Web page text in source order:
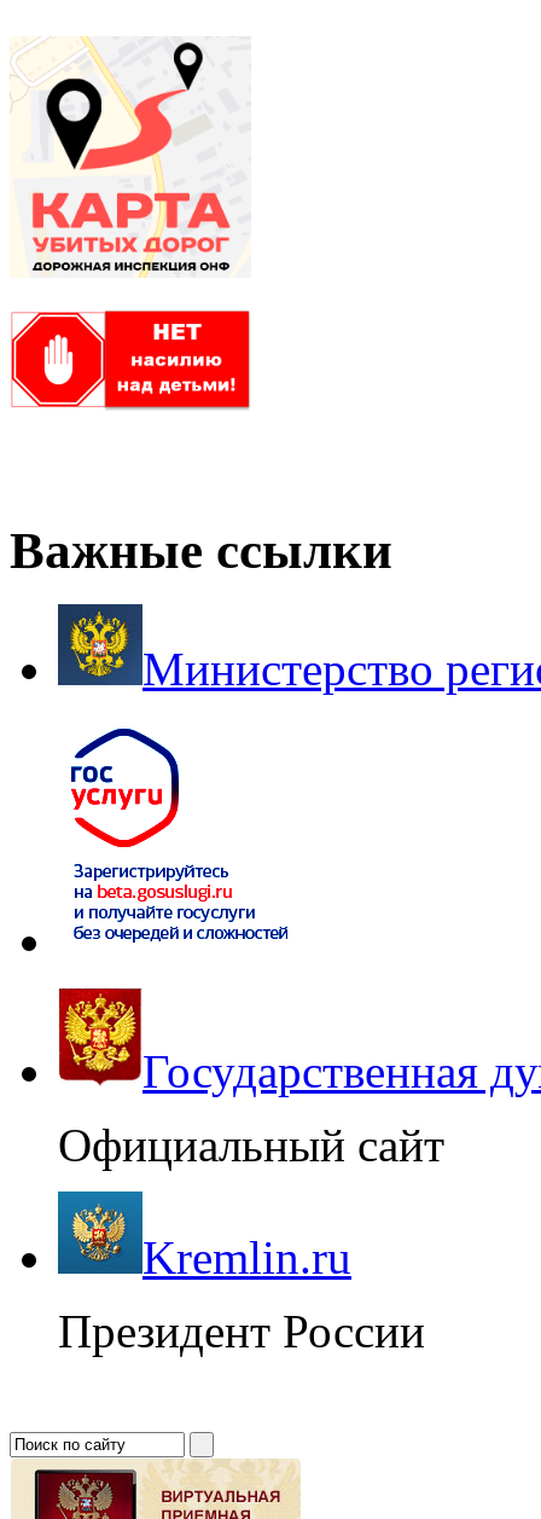
Важные ссылки
Министерство
Государственная
Официальный сайт
Kremlin.ru
Президент России